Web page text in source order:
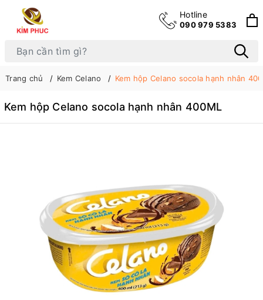
Hotline
090 979 5383
Trang chủ Kem Celano Kem hộp Celano socola hạnh nhân
Kem hộp Celano socola hạnh nhân 400ML